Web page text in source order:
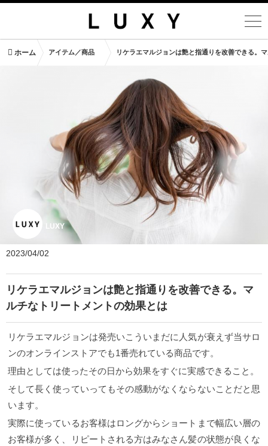
ホーム アイテム／商品 リケラエマルジョンは艶と指通りを改善できる。
LUXY
2023/04/02
リケラエマルジョンは艶と指通りを改善できる。マ
ルチなトリートメントの効果とは
リケラエマルジョンは発売いこういまだに人気が衰えず当サロ
ンのオンラインストアでも1番売れている商品です。
理由としては使ったその日から効果をすぐに実感できること。
そして長く使っていってもその感動がなくならないことだと思
います。
実際に使っているお客様はロングからショートまで幅広い層の
お客様が多く、リピートされる方はみなさん髪の状態が良くな